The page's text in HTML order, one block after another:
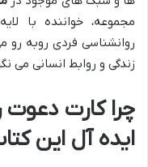
مجموعه، خواننده با
روانشناسی فردی روبه رو
زندگی و روابط انسانی می
چرا کارت دعوت
ایده آل این